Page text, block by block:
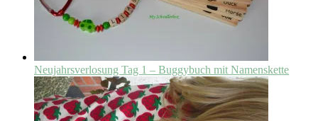
Neujahrsverlosung Tag 1 – Buggybuch mit Namenskette